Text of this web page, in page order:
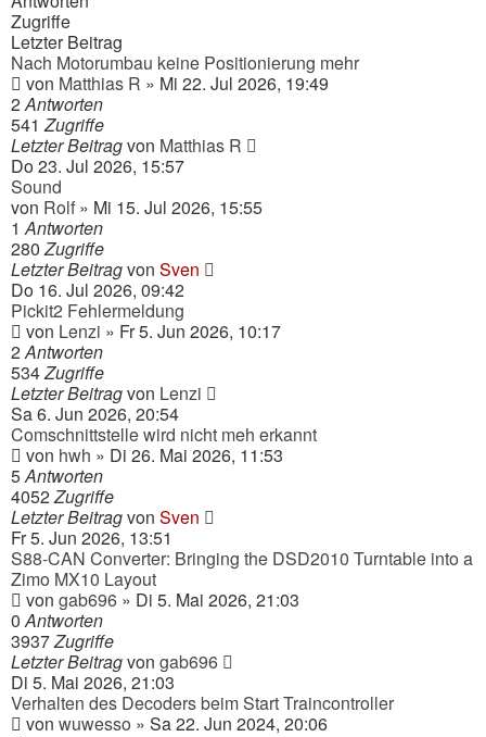
Zugriffe
Letzter Beitrag
Nach Motorumbau keine Positionierung mehr
von Matthias R » Mi 22. Jul 2026, 19:49
2Antworten
541Zugriffe
Letzter Beitragvon Matthias R
Do 23. Jul 2026, 15:57
Sound
von Rolf » Mi 15. Jul 2026, 15:55
1Antworten
280Zugriffe
Letzter Beitragvon Sven
Do 16. Jul 2026, 09:42
Pickit2 Fehlermeldung
von Lenzi » Fr 5. Jun 2026, 10:17
2Antworten
534Zugriffe
Letzter Beitragvon Lenzi
Sa 6. Jun 2026, 20:54
Comschnittstelle wird nicht meh erkannt
von hwh » Di 26. Mai 2026, 11:53
5Antworten
4052Zugriffe
Letzter Beitragvon Sven
Fr 5. Jun 2026, 13:51
S88-CAN Converter: Bringing the DSD2010 Turntable into a
Zimo MX10 Layout
von gab696 » Di 5. Mai 2026, 21:03
0Antworten
3937Zugriffe
Letzter Beitragvon gab696
Di 5. Mai 2026, 21:03
Verhalten des Decoders beim Start Traincontroller
von wuwesso » Sa 22. Jun 2024, 20:06